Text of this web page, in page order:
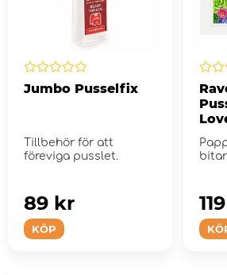
Jumbo Pusselfix
Tillbehör för att
föreviga pusslet.
KÖP
89 kr
bitar